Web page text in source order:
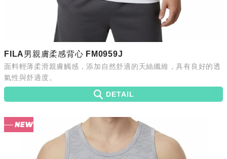
FILA男親膚柔感背心 FM0959J
面料輕薄柔滑親膚觸感，添加自然舒適的天絲纖維，具有良好的透
氣性與舒適度。
DETAIL